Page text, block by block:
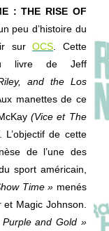
: THE RISE OF
peu d’histoire du
surOCS . Cette
livre de Jeff
and the Los
manettes de ce
(Vice et The
L’objectif de cette
de l’une des
sport américain,
Time » menés
Magic Johnson.
Purple and Gold »